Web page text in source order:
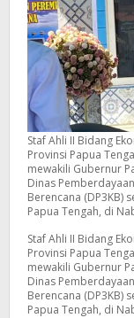
Staf Ahli II Bidang
Provinsi Papua
mewakili Gubernur
Dinas
Berencana (DP3KB)
Papua Tengah, di
Staf Ahli II Bidang
Provinsi Papua
mewakili Gubernur
Dinas
Berencana (DP3KB)
Papua Tengah, di